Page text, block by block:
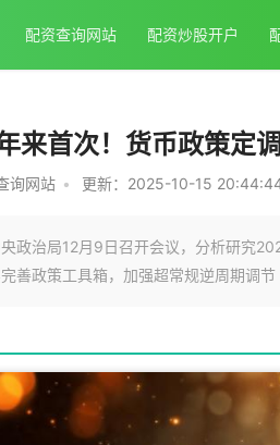
配资查询网站 配资炒股开户
来首次！货币政策定
询网站 • 更新：2025-10-15
政治局12月9日召开会议，分析研究
善政策工具箱，加强超常规逆周期调节